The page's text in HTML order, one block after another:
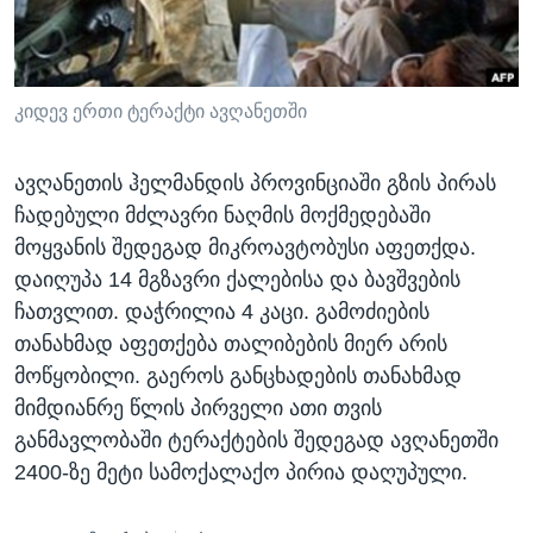
ᲡᲢᲣᲓᲘᲐ ᲕᲐᲨᲘᲜᲒᲢᲝᲜᲘ
ᲔᲙᲝᲜᲝᲛᲘᲙᲐ
ᲯᲐᲜᲛᲠᲗᲔᲚᲝᲑᲐ
ᲛᲔᲪᲜᲘᲔᲠᲔᲑᲐ
ᲙᲣᲚᲢᲣᲠᲐ
ᲒᲐᲚᲘᲚᲔᲝ
ᲓᲔᲖᲘᲜᲤᲝᲠᲛᲐᲪᲘᲐ
Learning English
ᲗᲕᲐᲚᲘ ᲒᲕᲐᲓᲔᲕᲜᲔᲗ
ენები
კიდევ ერთი ტერაქტი ავღანეთში
ავღანეთის ჰელმანდის პროვინციაში გზის პირას
ჩადებული მძლავრი ნაღმის მოქმედებაში
მოყვანის შედეგად მიკროავტობუსი აფეთქდა.
დაიღუპა 14 მგზავრი ქალებისა და ბავშვების
ჩათვლით. დაჭრილია 4 კაცი. გამოძიების
თანახმად აფეთქება თალიბების მიერ არის
მოწყობილი. გაეროს განცხადების თანახმად
მიმდიანრე წლის პირველი ათი თვის
განმავლობაში ტერაქტების შედეგად ავღანეთში
2400-ზე მეტი სამოქალაქო პირია დაღუპული.